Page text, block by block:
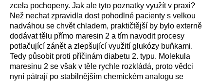
zcela pochopeny. Jak ale tyto poznatky využít v praxi?
Než nechat zpravidla dost pohodlné pacienty s velkou
nadváhou se chvět chladem, praktičtější by bylo externě
dodávat tělu přímo maresin 2 a tím navodit procesy
potlačující zánět a zlepšující využití glukózy buňkami.
Tedy působit proti příčinám diabetu 2. typu. Molekula
maresinu 2 se však v těle rychle rozkládá, proto vědci
nyní pátrají po stabilnějším chemickém analogu se